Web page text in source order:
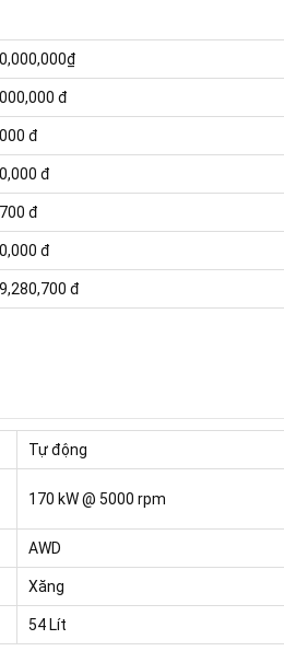
đ
đ
đ
đ
đ
đ
Tự động
170 kW @ 5000 rpm
AWD
Xăng
54 Lít